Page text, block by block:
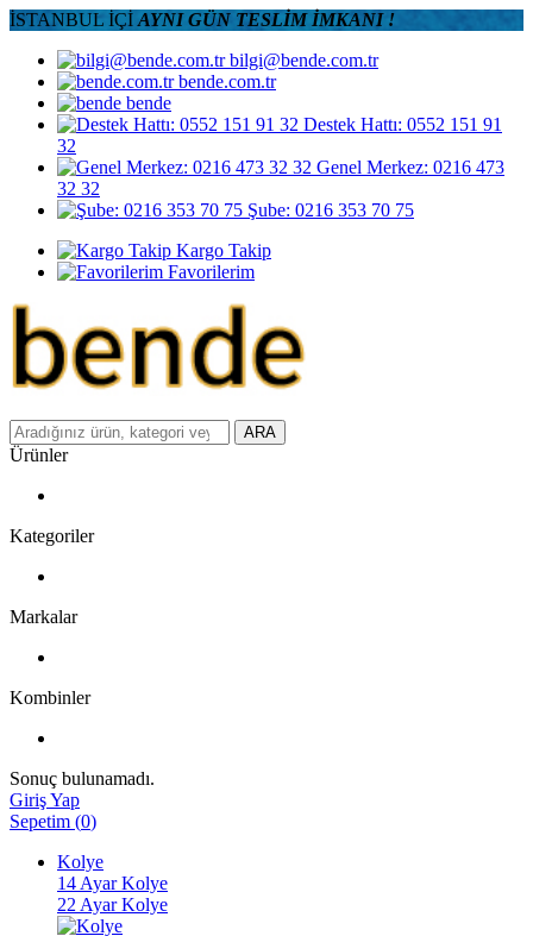
İSTANBUL İÇİ AYNI GÜN TESLİM İMKANI !
bilgi@bende.com.tr
bende.com.tr
bende
Destek Hattı: 0552 151 91
32
Genel Merkez: 0216 473
32 32
Şube: 0216 353 70 75
Kargo Takip
Favorilerim
ARA
Ürünler
Kategoriler
Markalar
Kombinler
Sonuç bulunamadı.
Giriş Yap
Sepetim (0)
Kolye
14 Ayar Kolye
22 Ayar Kolye